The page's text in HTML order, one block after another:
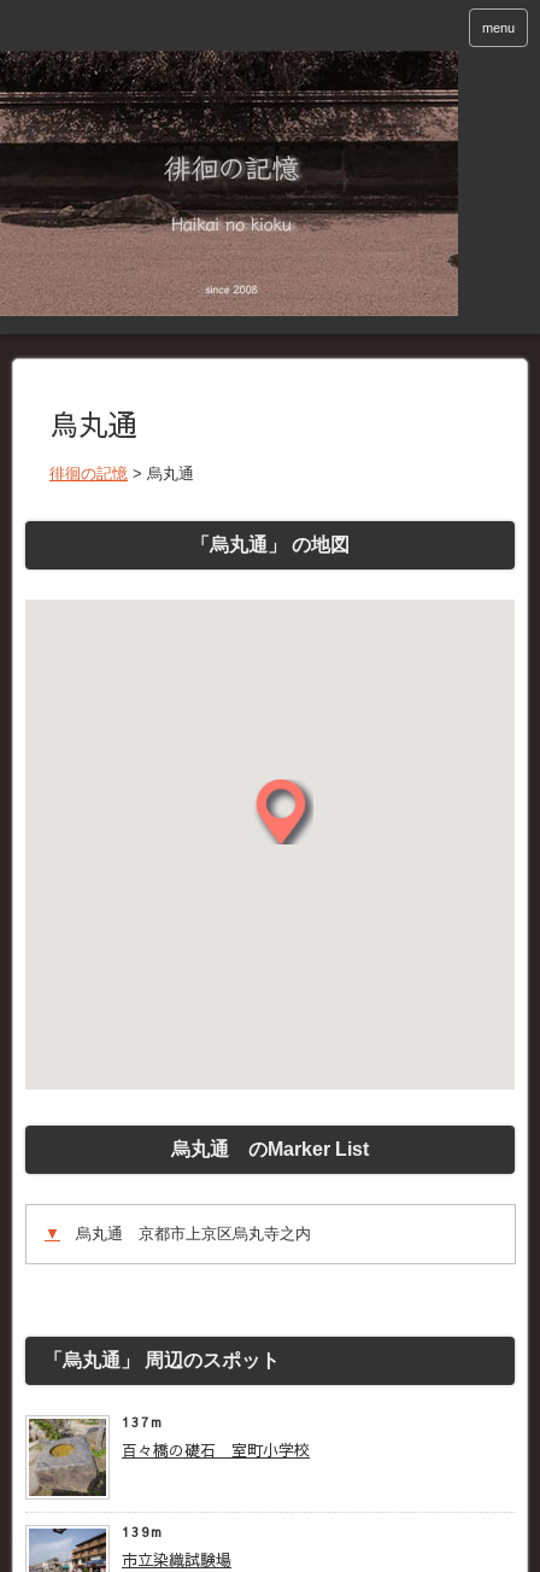
menu
烏丸通
徘徊の記憶 > 烏丸通
「烏丸通」 の地図
烏丸通 のMarker List
▼ 烏丸通 京都市上京区烏丸寺之内
「烏丸通」 周辺のスポット
137m
百々橋の礎石 室町小学校
139m
市立染織試験場